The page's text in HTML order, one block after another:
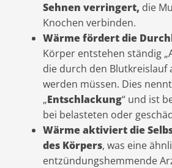
Sehnen verringert, die
Knochen verbinden.
Wärme fördert die
Körper entstehen ständig
die durch den
werden müssen. Dies
„Entschlackung“ und ist
bei belasteten oder
Wärme aktiviert die
des Körpers, was eine
entzündungshemmende